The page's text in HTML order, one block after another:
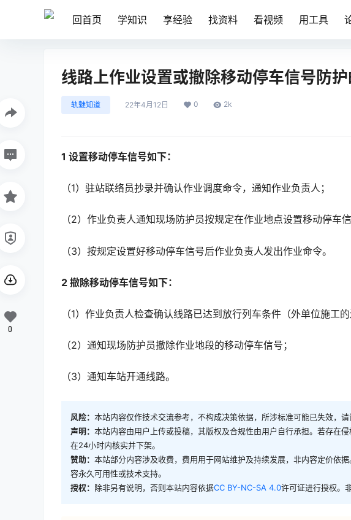
回首页 学知识 享经验 找资料 看视频 用工具
线路上作业设置或撤除移动停车信号防护
轨魅知道 22年4月12日 0 2k
1 设置移动停车信号如下：
（1）驻站联络员抄录并确认作业调度命令，通知作业负责人；
（2）作业负责人通知现场防护员按规定在作业地点设置移动停车信
（3）按规定设置好移动停车信号后作业负责人发出作业命令。
2 撤除移动停车信号如下：
（1）作业负责人检查确认线路已达到放行列车条件（外单位施工
（2）通知现场防护员撤除作业地段的移动停车信号；
（3）通知车站开通线路。
风险： 本站内容仅作技术交流参考，不构成决策依据，所涉标准可能已失效，请
声明： 本站内容由用户上传或投稿，其版权及合规性由用户自行承担。若存在
在24小时内核实并下架。
赞助： 本站部分内容涉及收费，费用用于网站维护及持续发展，非内容定价依
容永久可用性或技术支持。
授权： 除非另有说明，否则本站内容依据CC BY-NC-SA 4.0许可证进行授权。
0